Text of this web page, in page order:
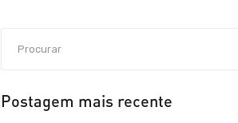
Postagem mais recente